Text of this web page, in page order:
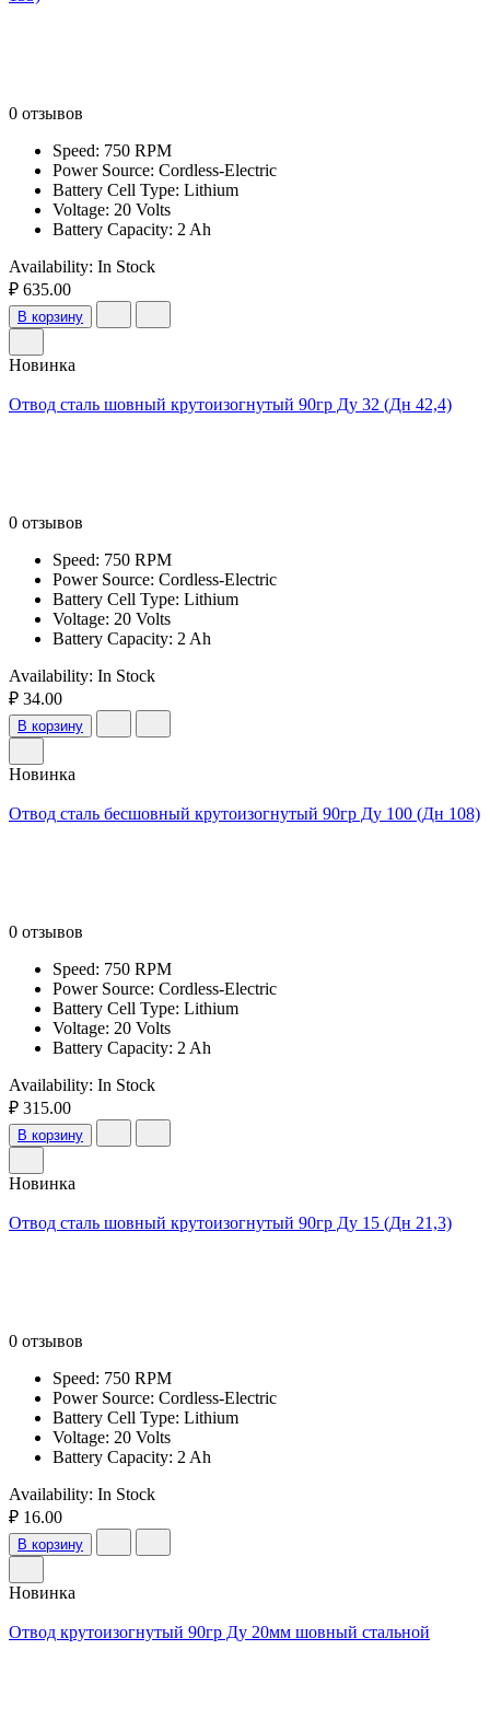
0 отзывов
Speed: 750 RPM
Power Source: Cordless-Electric
Battery Cell Type: Lithium
Voltage: 20 Volts
Battery Capacity: 2 Ah
Availability: In Stock
₽ 635.00
В корзину
Новинка
Отвод сталь шовный крутоизогнутый 90гр Ду 32 (Дн 42,4)
0 отзывов
Speed: 750 RPM
Power Source: Cordless-Electric
Battery Cell Type: Lithium
Voltage: 20 Volts
Battery Capacity: 2 Ah
Availability: In Stock
₽ 34.00
В корзину
Новинка
Отвод сталь бесшовный крутоизогнутый 90гр Ду 100 (Дн 108)
0 отзывов
Speed: 750 RPM
Power Source: Cordless-Electric
Battery Cell Type: Lithium
Voltage: 20 Volts
Battery Capacity: 2 Ah
Availability: In Stock
₽ 315.00
В корзину
Новинка
Отвод сталь шовный крутоизогнутый 90гр Ду 15 (Дн 21,3)
0 отзывов
Speed: 750 RPM
Power Source: Cordless-Electric
Battery Cell Type: Lithium
Voltage: 20 Volts
Battery Capacity: 2 Ah
Availability: In Stock
₽ 16.00
В корзину
Новинка
Отвод крутоизогнутый 90гр Ду 20мм шовный стальной